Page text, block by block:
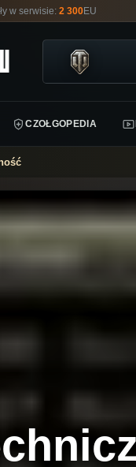
w serwisie: 2 300EU
CZOŁGOPEDIA